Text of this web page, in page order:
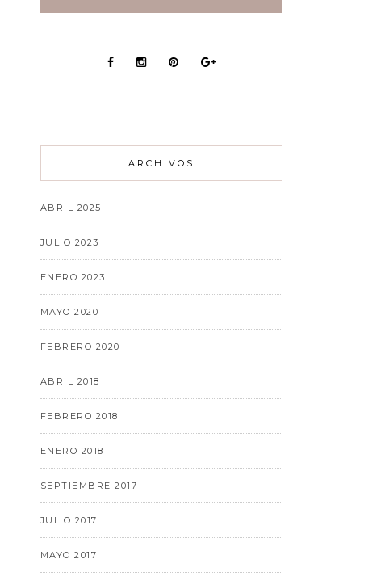
ARCHIVOS
ABRIL 2025
JULIO 2023
ENERO 2023
MAYO 2020
FEBRERO 2020
ABRIL 2018
FEBRERO 2018
ENERO 2018
SEPTIEMBRE 2017
JULIO 2017
MAYO 2017